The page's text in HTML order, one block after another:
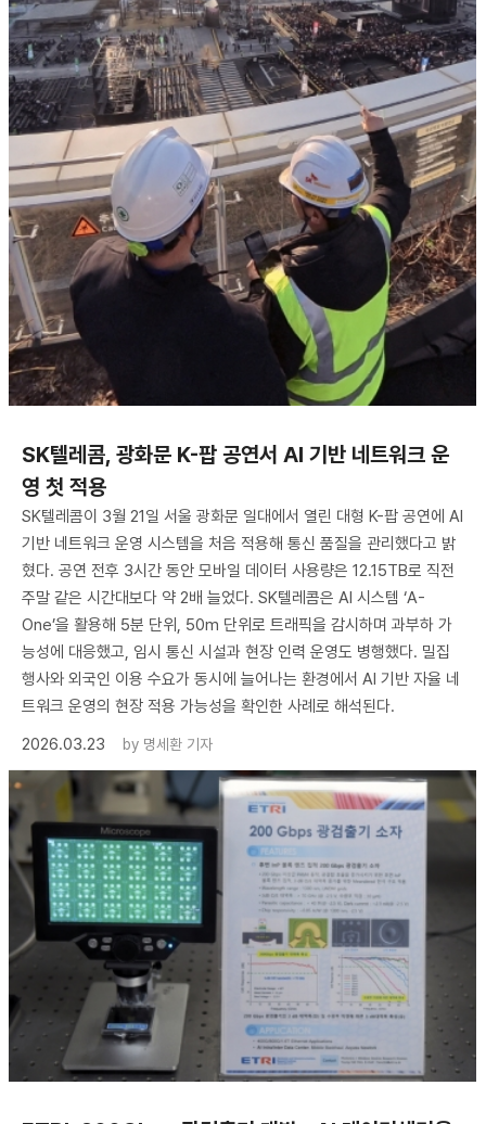
SK텔레콤, 광화문 K-팝 공연서 AI 기반 네트워크 운
영 첫 적용
SK텔레콤이 3월 21일 서울 광화문 일대에서 열린 대형 K-팝 공연에 AI
기반 네트워크 운영 시스템을 처음 적용해 통신 품질을 관리했다고 밝
혔다. 공연 전후 3시간 동안 모바일 데이터 사용량은 12.15TB로 직전
주말 같은 시간대보다 약 2배 늘었다. SK텔레콤은 AI 시스템 ‘A-
One’을 활용해 5분 단위, 50m 단위로 트래픽을 감시하며 과부하 가
능성에 대응했고, 임시 통신 시설과 현장 인력 운영도 병행했다. 밀집
행사와 외국인 이용 수요가 동시에 늘어나는 환경에서 AI 기반 자율 네
트워크 운영의 현장 적용 가능성을 확인한 사례로 해석된다.
2026.03.23
by 명세환 기자